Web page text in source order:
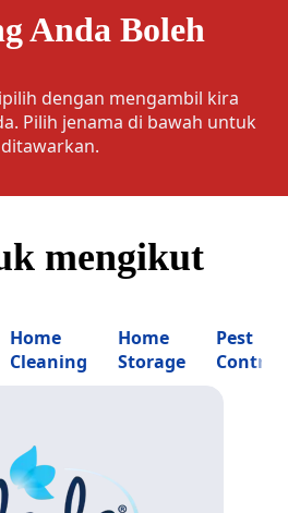
Anda Boleh
dengan mengambil kira
Pilih jenama di bawah untuk
mengikut
Home
Cleaning
Home
Storage
Pest
Control